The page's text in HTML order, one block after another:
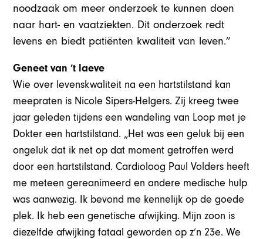
noodzaak om meer onderzoek te kunnen doen
naar hart- en vaatziekten. Dit onderzoek redt
levens en biedt patiënten kwaliteit van leven.”
Geneet van ‘t laeve
Wie over levenskwaliteit na een hartstilstand kan
meepraten is Nicole Sipers-Helgers. Zij kreeg twee
jaar geleden tijdens een wandeling van Loop met je
Dokter een hartstilstand. „Het was een geluk bij een
ongeluk dat ik net op dat moment getroffen werd
door een hartstilstand. Cardioloog Paul Volders heeft
me meteen gereanimeerd en andere medische hulp
was aanwezig. Ik bevond me kennelijk op de goede
plek. Ik heb een genetische afwijking. Mijn zoon is
diezelfde afwijking fataal geworden op z’n 23e. We